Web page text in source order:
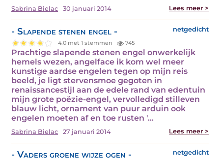
Sabrina Bielac 30 januari 2014 Lees meer >
- Slapende stenen engel - netgedicht
4.0 met 1 stemmen 745
Prachtige slapende stenen engel onwerkelijk
hemels wezen, angelface ik kom wel meer
kunstige aardse engelen tegen op mijn reis
beeld, je ligt stervensmoe gegoten in
renaissancestijl aan de edele rand van edentuin
mijn grote poëzie-engel, vervolledigd stilleven
blauw licht, ornament van puur arduin ook
engelen moeten af en toe rusten '…
Sabrina Bielac 27 januari 2014 Lees meer >
- Vaders groene wijze ogen - netgedicht